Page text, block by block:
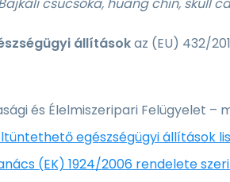
csucsóka, huang chin, skull
állításokaz (EU) 432/
és Élelmiszeripari Felügyelet –
egészségügyi állítások
(EK) 1924/2006 rendelete